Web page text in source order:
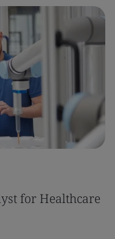
for Healthcare